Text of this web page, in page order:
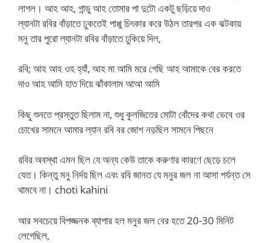
লাগল। আহ আহ, গান্ডু আহ তোমার পা দুটো একটু ছড়িয়ে দাও
ল্যানটা রবির বাঁড়াতে ঢুকতেই পাপ্পু চিৎকার করে উঠল তারপর এক ঝটকায়
মনু তার পুরো ল্যানটা রবির বাঁড়াতে ঢুকিয়ে দিল,
রবি; আহ আহ ওহ হ্যাঁ, আহ মা আমি মরে গেছি আহ আমাকে বের করতে
দাও আহ আমি হাত দিয়ে ঝাঁকালাম আআ আমি
কিছু শুনতে প্রস্তুত ছিলাম না, শুধু কুলজিতের মোটা বোঁদের কথা ভেবে ওর
চোখের সামনে আমার ল্যান রবি বর জোশ নড়ছিল সামনে পিছনে
রবির অবস্থা এমন ছিল যে অন্য কেউ তাকে করুণার কারণে ছেড়ে চলে
যেত। কিন্তু মনু নির্দয় ছিল এবং রবি জানত যে মনুর জল না আসা পর্যন্ত সে
থামবে না। choti kahini
আর সবচেয়ে বিপজ্জনক ব্যাপার হল মনুর জল বের হতে 20-30 মিনিট
লেগেছিল,